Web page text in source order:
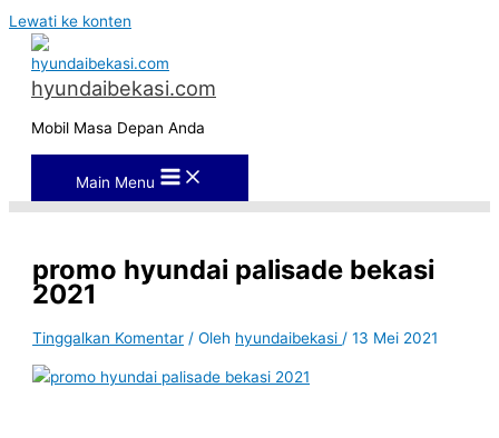
Lewati ke konten
hyundaibekasi.com
Mobil Masa Depan Anda
Main Menu
promo hyundai palisade bekasi
2021
Tinggalkan Komentar / Oleh hyundaibekasi/13 Mei 2021